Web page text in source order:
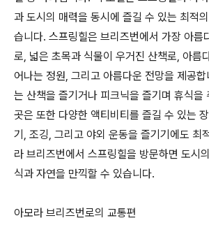
과 도시의 매력을 동시에 즐길 수 있는 최적
습니다. 스프링힐은 브리즈번에서 가장 아름
로, 넓은 초목과 식물이 우거진 산책로, 아름
어나는 정원, 그리고 아름다운 전망을 제공
는 산책을 즐기거나 피크닉을 즐기며 휴식을
곳은 또한 다양한 액티비티를 즐길 수 있는
기, 조깅, 그리고 야외 운동을 즐기기에도 최
라 브리즈번에서 스프링힐을 방문하면 도시
식과 자연을 만끽할 수 있습니다.
아모라 브리즈번로의 교통편